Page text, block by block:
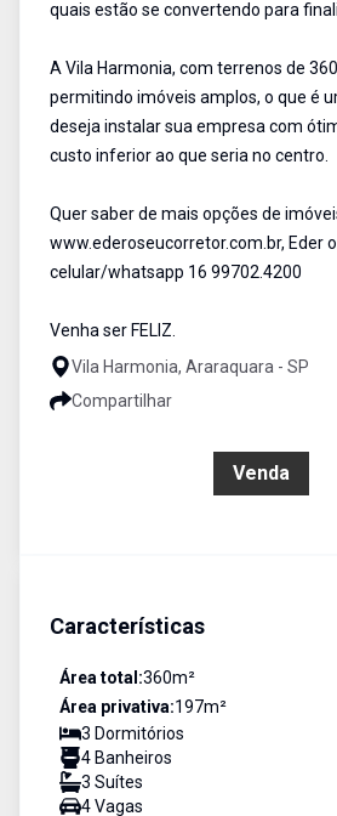
quais estão se convertendo para
A Vila Harmonia, com terrenos de
permitindo imóveis amplos, o que é
deseja instalar sua empresa com
custo inferior ao que seria no centro.
Quer saber de mais opções de
www.ederoseucorretor.com.br, Eder
celular/whatsapp 16 99702.4200
Venha ser FELIZ.
Vila Harmonia, Araraquara - SP
Compartilhar
Venda
Características
Área total:360m²
Área privativa:197m²
3 Dormitórios
4 Banheiros
3 Suítes
4Vagas